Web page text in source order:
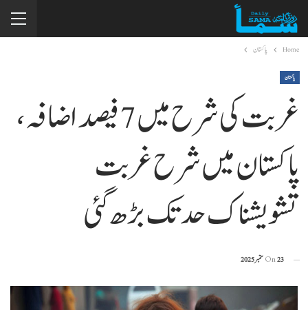
Home پاکستان
پاکستان
غربت کی شرح میں 7 فیصد اضافہ،
پاکستان میں شرح غربت
تشویشناک حد تک بڑھ گئی
On23 ستمبر 2025